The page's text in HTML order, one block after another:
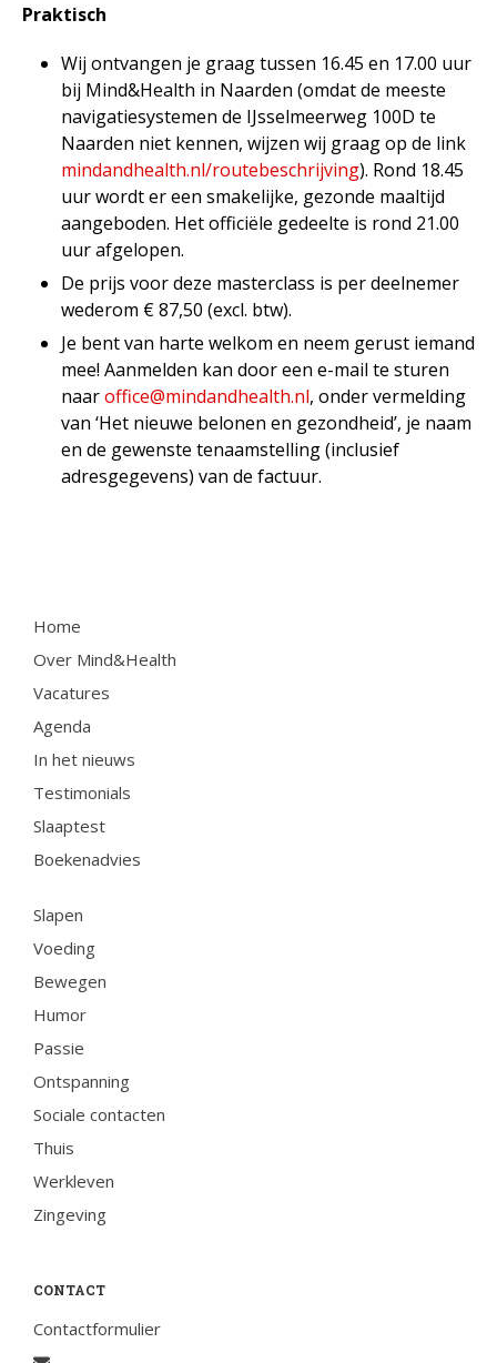
Praktisch
Wij ontvangen je graag tussen 16.45 en 17.00 uur
bij Mind&Health in Naarden (omdat de meeste
navigatiesystemen de IJsselmeerweg 100D te
Naarden niet kennen, wijzen wij graag op de link
mindandhealth.nl/routebeschrijving). Rond 18.45
uur wordt er een smakelijke, gezonde maaltijd
aangeboden. Het officiële gedeelte is rond 21.00
uur afgelopen.
De prijs voor deze masterclass is per deelnemer
wederom € 87,50 (excl. btw).
Je bent van harte welkom en neem gerust iemand
mee! Aanmelden kan door een e-mail te sturen
naaroffice@mindandhealth.nl, onder vermelding
van ‘Het nieuwe belonen en gezondheid’, je naam
en de gewenste tenaamstelling (inclusief
adresgegevens) van de factuur.
Home
Over Mind&Health
Vacatures
Agenda
In het nieuws
Testimonials
Slaaptest
Boekenadvies
Slapen
Voeding
Bewegen
Humor
Passie
Ontspanning
Sociale contacten
Thuis
Werkleven
Zingeving
CONTACT
Contactformulier